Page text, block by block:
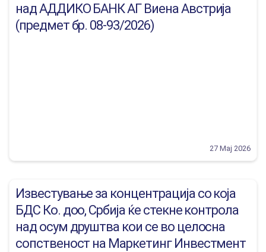
над АДДИКО БАНК АГ Виена Австрија
(предмет бр. 08-93/2026)
27 Мај 2026
Известување за концентрација со која
БДС Ко. доо, Србија ќе стекне контрола
над осум друштва кои се во целосна
сопственост на Маркетинг Инвестмент